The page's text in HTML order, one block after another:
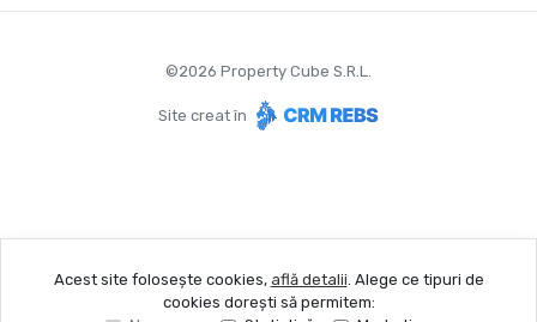
©2026 Property Cube S.R.L.
Site creat în
Acest site folosește cookies, află detalii. Alege ce tipuri de
cookies dorești să permitem: